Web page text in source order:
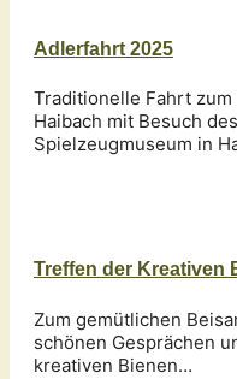
Adlerfahrt 2025
Traditionelle Fahrt zum
Haibach mit Besuch
Spielzeugmuseum in
Treffen der Kreativen
Zum gemütlichen
schönen Gesprächen
kreativen Bienen…